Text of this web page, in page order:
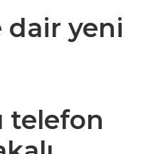
dair yeni
telefon